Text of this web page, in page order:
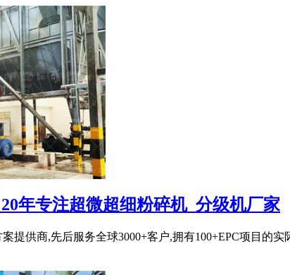
年专注超微超细粉碎机_分级机厂家
提供商,先后服务全球3000+客户,拥有100+EPC项目的